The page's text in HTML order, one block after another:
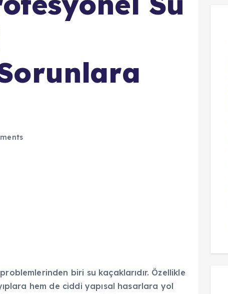
biri su kaçaklarıdır. Özellikle
hem de ciddi yapısal hasarlara yol